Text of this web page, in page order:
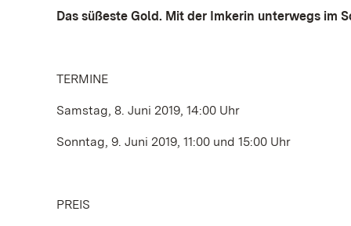
Das süßeste Gold. Mit der Imkerin unterwegs im
TERMINE
Samstag, 8. Juni 2019, 14:00 Uhr
Sonntag, 9. Juni 2019, 11:00 und 15:00 Uhr
PREIS